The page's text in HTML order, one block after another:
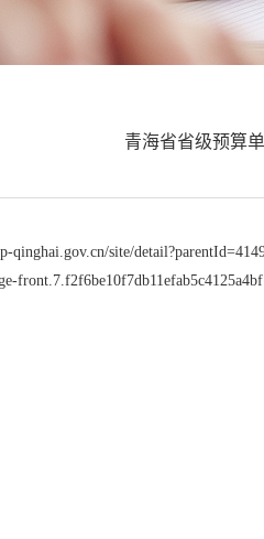
青海省省级预算
qinghai.gov.cn/site/